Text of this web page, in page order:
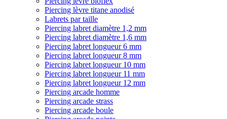
Piercing lèvre titane anodisé
Labrets par taille
Piercing labret diamètre 1,2 mm
Piercing labret diamètre 1,6 mm
Piercing labret longueur 6 mm
Piercing labret longueur 8 mm
Piercing labret longueur 10 mm
Piercing labret longueur 11 mm
Piercing labret longueur 12 mm
Piercing arcade homme
Piercing arcade strass
Piercing arcade boule